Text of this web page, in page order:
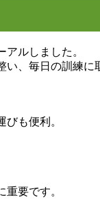
ルしました。
い、毎日の訓練
も便利。
重要です。